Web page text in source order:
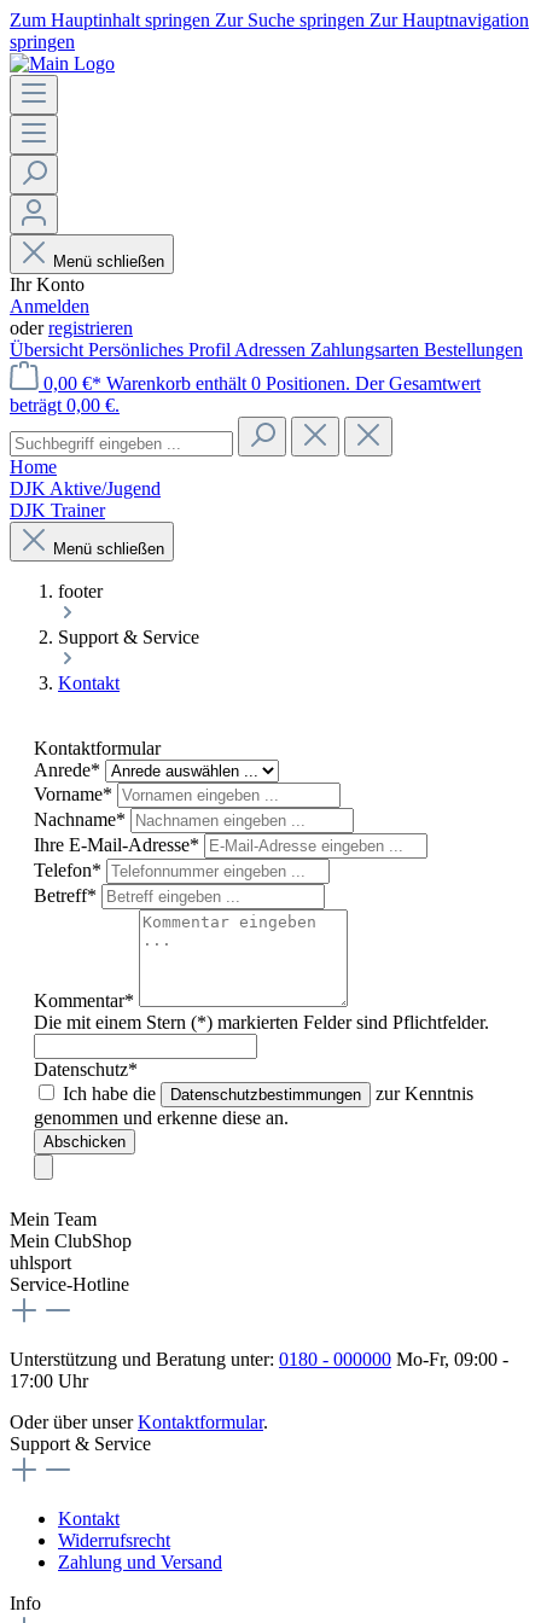
Zum Hauptinhalt springen Zur Suche springen Zur Hauptnavigation
springen
Menü schließen
Ihr Konto
Anmelden
oderregistrieren
Übersicht Persönliches Profil Adressen Zahlungsarten Bestellungen
0,00 €* Warenkorb enthält 0 Positionen. Der Gesamtwert
beträgt 0,00 €.
Home
DJK Aktive/Jugend
DJK Trainer
Menü schließen
footer
Support & Service
Kontakt
Kontaktformular
Anrede*
Vorname*
Nachname*
Ihre E-Mail-Adresse*
Telefon*
Betreff*
Kommentar*
Die mit einem Stern (*) markierten Felder sind Pflichtfelder.
Datenschutz*
Ich habe die
Datenschutzbestimmungen
zur Kenntnis
genommen und erkenne diese an.
Abschicken
Mein Team
Mein ClubShop
uhlsport
Service-Hotline
Unterstützung und Beratung unter: 0180 - 000000 Mo-Fr, 09:00 -
17:00 Uhr
Oder über unserKontaktformular.
Support & Service
Kontakt
Widerrufsrecht
Zahlung und Versand
Info